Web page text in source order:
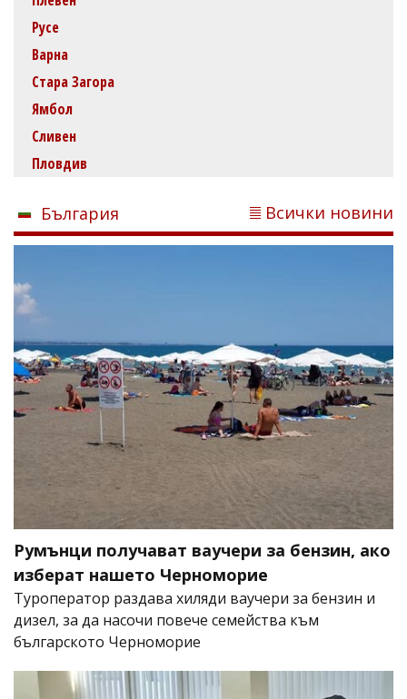
Русе
Варна
Стара Загора
Ямбол
Сливен
Пловдив
България Всички новини
Румънци получават ваучери за бензин, ако
изберат нашето Черноморие
Туроператор раздава хиляди ваучери за бензин и
дизел, за да насочи повече семейства към
българското Черноморие